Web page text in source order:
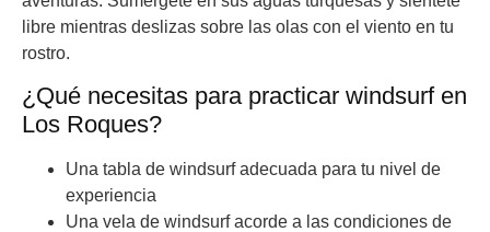
libre mientras deslizas sobre las olas con el viento en tu
rostro.
¿Qué necesitas para practicar windsurf en
Los Roques?
Una tabla de windsurf adecuada para tu nivel de
experiencia
Una vela de windsurf acorde a las condiciones de